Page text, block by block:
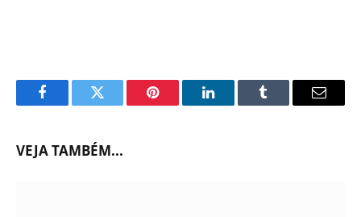
FacebookTwitter Pinterest LinkedInTumblr Email
VEJA TAMBÉM...